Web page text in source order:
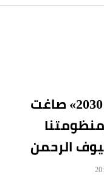
وزير الإعلام: «رؤية المملكة 2030» صاغت
الرحمن